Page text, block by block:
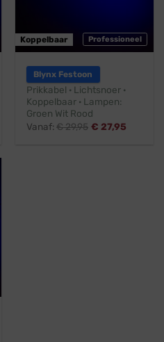
Professioneel
Koppelbaar
Blynx Festoon
Prikkabel · Lichtsnoer ·
Koppelbaar · Lampen:
Groen Wit Rood
Vanaf:€29,95 € 27,95